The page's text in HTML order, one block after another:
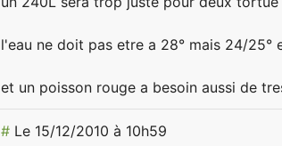
l'eau ne doit pas etre a 28° mais 24/25°
et un poisson rouge a besoin aussi de
# Le 15/12/2010 à 10h59